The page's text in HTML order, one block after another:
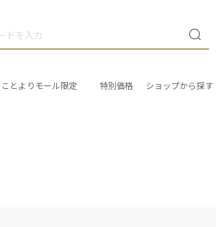
ことよりモール限定 特別価格 ショップから探す